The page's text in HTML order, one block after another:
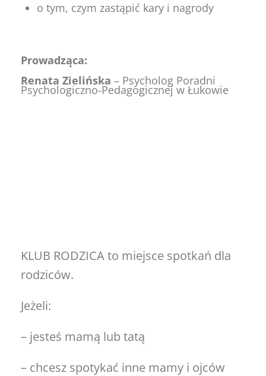
o tym, czym zastąpić kary i nagrody
Prowadząca:
Renata Zielińska – Psycholog Poradni
Psychologiczno-Pedagogicznej w Łukowie
KLUB RODZICA to miejsce spotkań dla
rodziców.
Jeżeli:
– jesteś mamą lub tatą
– chcesz spotykać inne mamy i ojców